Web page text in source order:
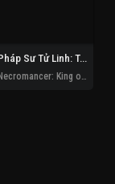
Pháp Sư Tử Linh: Ta Chính Là Thiên Tai